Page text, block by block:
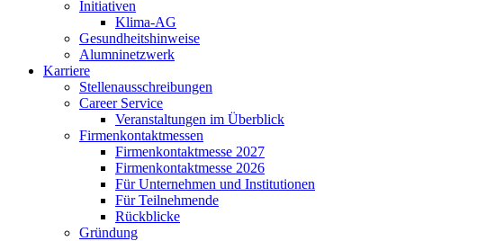
Initiativen
Klima-AG
Gesundheitshinweise
Alumninetzwerk
Karriere
Stellenausschreibungen
Career Service
Veranstaltungen im Überblick
Firmenkontaktmessen
Firmenkontaktmesse 2027
Firmenkontaktmesse 2026
Für Unternehmen und Institutionen
Für Teilnehmende
Rückblicke
Gründung